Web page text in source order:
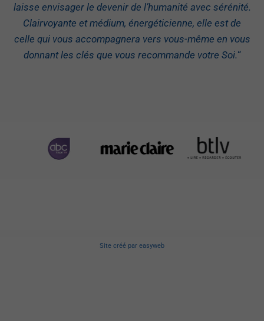
laisse envisager le devenir de l’humanité avec sérénité.
Clairvoyante et médium, énergéticienne, elle est de
celle qui vous accompagnera vers vous-même en vous
donnant les clés que vous recommande votre Soi.“
Site créé par easyweb